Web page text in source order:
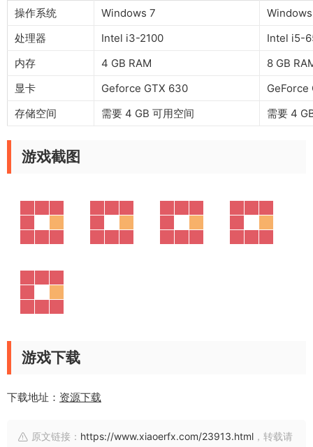
操作系统
Windows 7
处理器
Intel i3-2100
Intel i5-
内存
4 GB RAM
8 GB
显卡
Geforce GTX 630
GeForce
存储空间
需要 4 GB 可用空间 需要 4
游戏截图
游戏下载
下载地址： 资源下载
原文链接： https://www.xiaoerfx.com/23913.html ，转载请